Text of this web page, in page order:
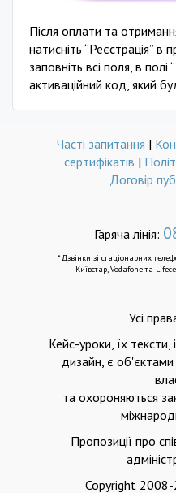
Після оплати та
натисніть “Реєстрація” в
заповніть всі поля, в
активаційний код, який
Часті запитання |
сертифікатів |
Договір
Гаряча лінія:
*Дзвінки зі стаціонарних
Київстар, Vodafone та
Усі
Кейс-уроки, їх тексти,
дизайн, є об'єктами
та охороняються
Пропозиції про
Copyright